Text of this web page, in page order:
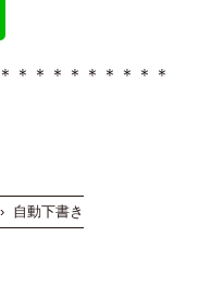
＊＊＊＊＊＊＊＊＊
› 自動下書き